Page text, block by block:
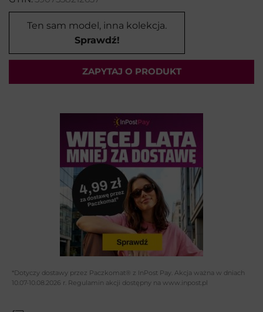
Ten sam model, inna kolekcja.
Sprawdź!
ZAPYTAJ O PRODUKT
Wybierz temat:
Imię i nazwisko*:
Adres email*:
*Dotyczy dostawy przez Paczkomat® z InPost Pay. Akcja ważna w dniach
10.07-10.08.2026 r. Regulamin akcji dostępny na www.inpost.pl